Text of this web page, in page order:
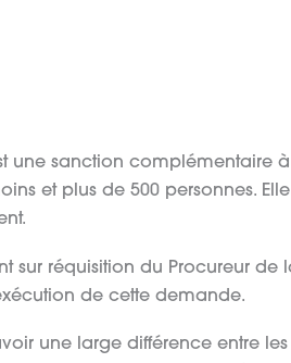
une sanction complémentaire
et plus de 500 personnes.
sur réquisition du Procureur
de cette demande.
une large différence entre